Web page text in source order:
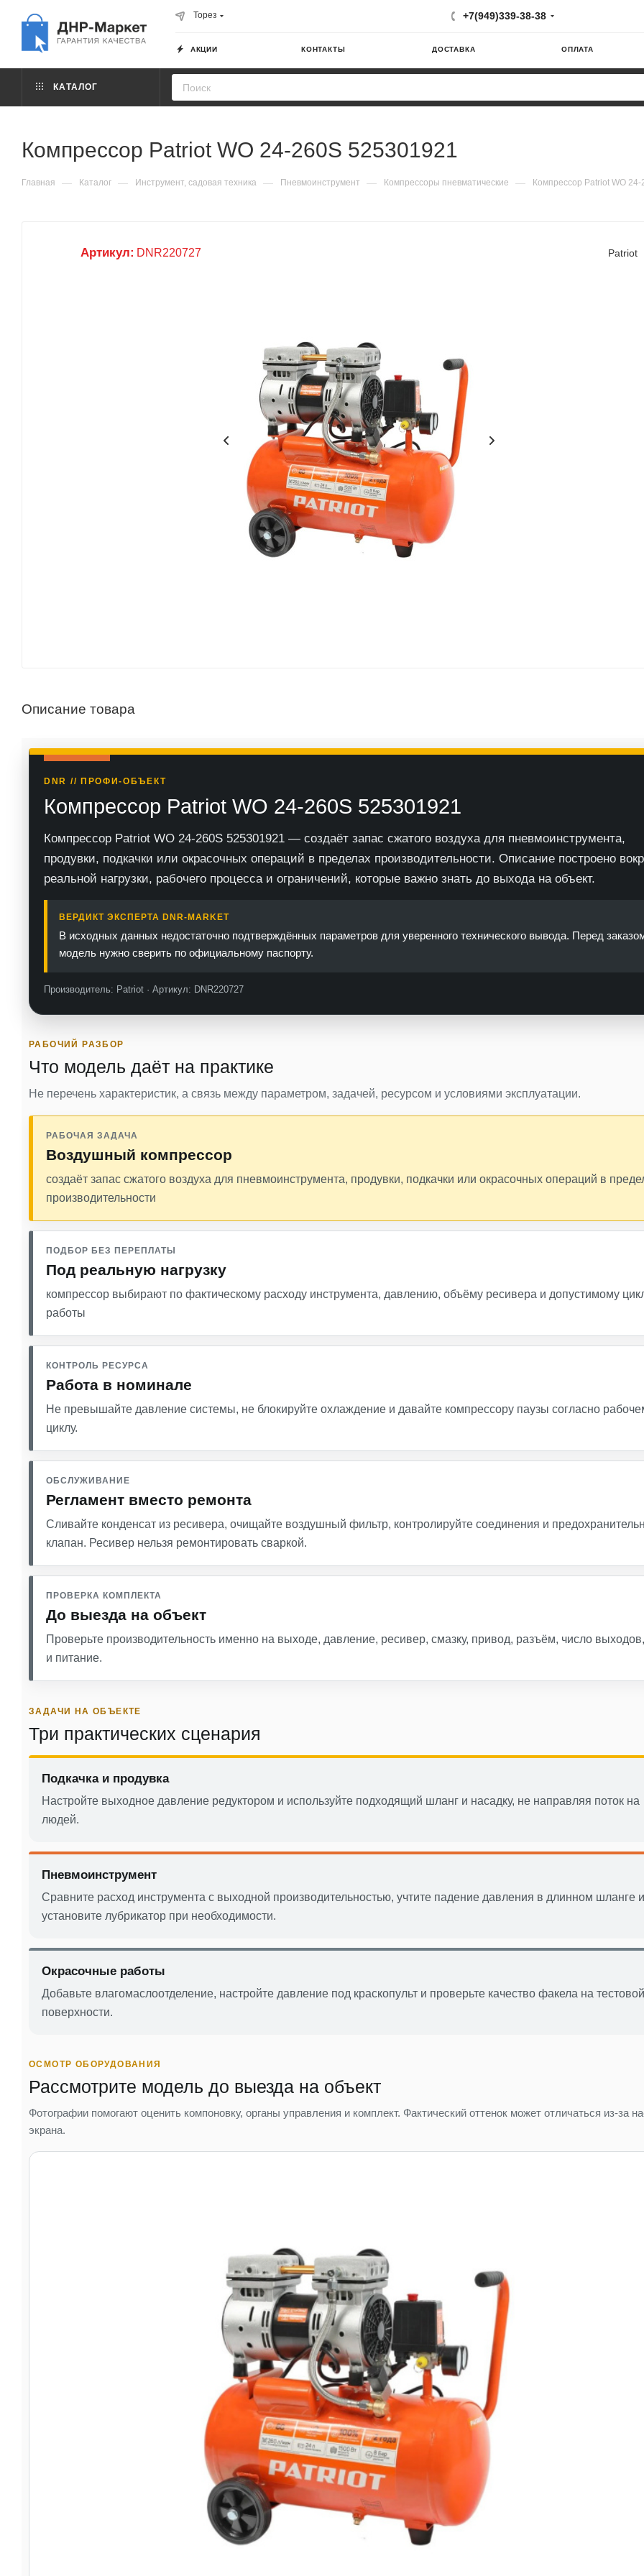
Торез +7(949)339-38-38
АКЦИИ КОНТАКТЫ ДОСТАВКА ОПЛАТА
КАТАЛОГ
Компрессор Patriot WO 24-260S 525301921
Главная — Каталог — Инструмент, садовая техника — Пневмоинструмент — Компрессоры пневматические — Компрессор Patriot WO
Артикул: DNR220727 Patriot
Описание товара
DNR // ПРОФИ-ОБЪЕКТ
Компрессор Patriot WO 24-260S 525301921
Компрессор Patriot WO 24-260S 525301921 — создаёт запас сжатого воздуха для пневмоинструмента,
продувки, подкачки или окрасочных операций в пределах производительности. Описание построено
реальной нагрузки, рабочего процесса и ограничений, которые важно знать до выхода на объект.
ВЕРДИКТ ЭКСПЕРТА DNR-MARKET
В исходных данных недостаточно подтверждённых параметров для уверенного технического вывода. Перед
модель нужно сверить по официальному паспорту.
Производитель: Patriot · Артикул: DNR220727
РАБОЧИЙ РАЗБОР
Что модель даёт на практике
Не перечень характеристик, а связь между параметром, задачей, ресурсом и условиями эксплуатации.
РАБОЧАЯ ЗАДАЧА
Воздушный компрессор
создаёт запас сжатого воздуха для пневмоинструмента, продувки, подкачки или окрасочных операций в
производительности
ПОДБОР БЕЗ ПЕРЕПЛАТЫ
Под реальную нагрузку
компрессор выбирают по фактическому расходу инструмента, давлению, объёму ресивера и допустимому
работы
КОНТРОЛЬ РЕСУРСА
Работа в номинале
Не превышайте давление системы, не блокируйте охлаждение и давайте компрессору паузы согласно
циклу.
ОБСЛУЖИВАНИЕ
Регламент вместо ремонта
Сливайте конденсат из ресивера, очищайте воздушный фильтр, контролируйте соединения и
клапан. Ресивер нельзя ремонтировать сваркой.
ПРОВЕРКА КОМПЛЕКТА
До выезда на объект
Проверьте производительность именно на выходе, давление, ресивер, смазку, привод, разъём, число
и питание.
ЗАДАЧИ НА ОБЪЕКТЕ
Три практических сценария
Подкачка и продувка
Настройте выходное давление редуктором и используйте подходящий шланг и насадку, не направляя поток на
людей.
Пневмоинструмент
Сравните расход инструмента с выходной производительностью, учтите падение давления в длинном шланге и
установите лубрикатор при необходимости.
Окрасочные работы
Добавьте влагомаслоотделение, настройте давление под краскопульт и проверьте качество факела на тестовой
поверхности.
ОСМОТР ОБОРУДОВАНИЯ
Рассмотрите модель до выезда на объект
Фотографии помогают оценить компоновку, органы управления и комплект. Фактический оттенок может отличаться из-за
экрана.